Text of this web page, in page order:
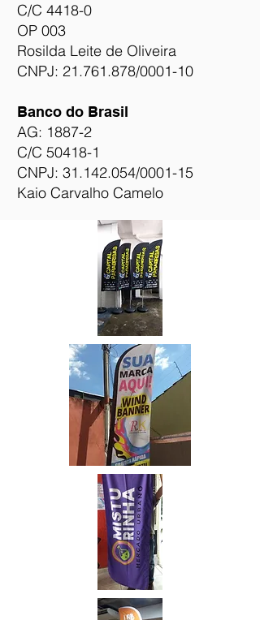
C/C 4418-0
OP 003
Rosilda Leite de Oliveira
CNPJ: 21.761.878/0001-10
Banco do Brasil
AG: 1887-2
C/C 50418-1
CNPJ: 31.142.054/0001-15
Kaio Carvalho Camelo